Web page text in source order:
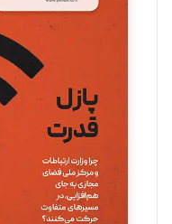
مینا پاکدل
یسنا امان‌پور
تحریریه
ملینا جعفری
تحریریه